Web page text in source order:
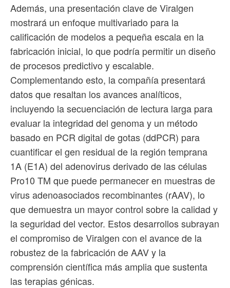
Además, una presentación clave de Viralgen
mostrará un enfoque multivariado para la
calificación de modelos a pequeña escala en la
fabricación inicial, lo que podría permitir un diseño
de procesos predictivo y escalable.
Complementando esto, la compañía presentará
datos que resaltan los avances analíticos,
incluyendo la secuenciación de lectura larga para
evaluar la integridad del genoma y un método
basado en PCR digital de gotas (ddPCR) para
cuantificar el gen residual de la región temprana
1A (E1A) del adenovirus derivado de las células
Pro10 TM que puede permanecer en muestras de
virus adenoasociados recombinantes (rAAV), lo
que demuestra un mayor control sobre la calidad y
la seguridad del vector. Estos desarrollos subrayan
el compromiso de Viralgen con el avance de la
robustez de la fabricación de AAV y la
comprensión científica más amplia que sustenta
las terapias génicas.